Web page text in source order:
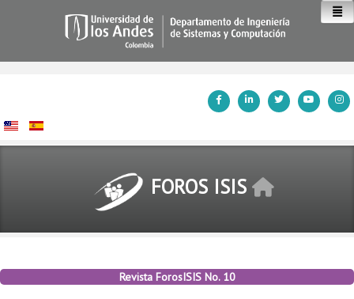
FOROS ISIS
Revista ForosISIS No. 10